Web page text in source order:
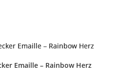
Emaille – Rainbow Herz